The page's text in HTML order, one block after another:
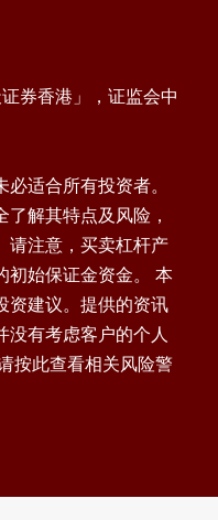
券香港」，证监会中
适合所有投资者。
解其特点及风险，
请注意，买卖杠杆产
初始保证金资金。 本
资建议。提供的资讯
没有考虑客户的个人
按此查看相关风险警